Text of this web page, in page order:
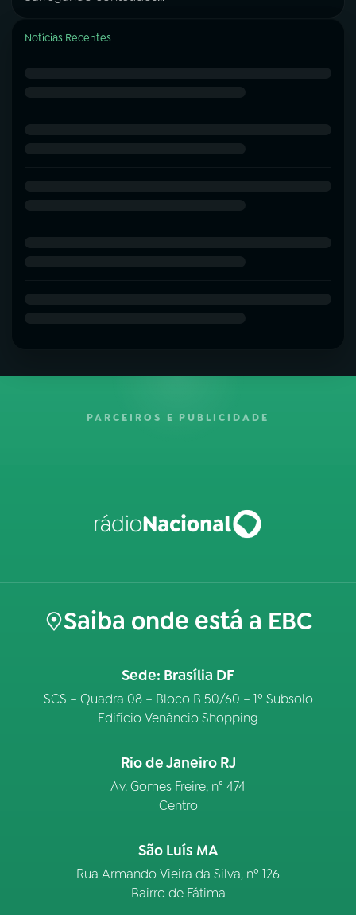
Notícias Recentes
PARCEIROS E PUBLICIDADE
Saiba onde está a EBC
Sede: Brasília DF
SCS – Quadra 08 – Bloco B 50/60 – 1º Subsolo
Edifício Venâncio Shopping
Rio de Janeiro RJ
Av. Gomes Freire, n° 474
Centro
São Luís MA
Rua Armando Vieira da Silva, nº 126
Bairro de Fátima